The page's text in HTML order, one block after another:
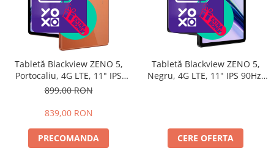
Tabletă Blackview ZENO 5,
Portocaliu, 4G LTE, 11" IPS
90Hz, 12GB RAM (3GB + 9GB
16, Unisoc T7250, 8300mAh,
SIM
899,00 RON
839,00 RON
PRECOMANDA
Tabletă Blackview ZENO 5,
Negru, 4G LTE, 11" IPS 90Hz,
SIM
CERE OFERTA